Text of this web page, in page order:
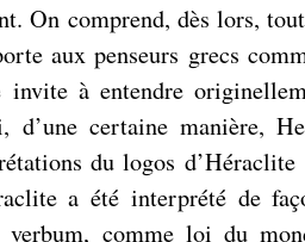
On comprend, dès lors,
aux penseurs grecs
invite à entendre
d’une certaine manière,
du logos
a été interprété de
verbum, comme loi du